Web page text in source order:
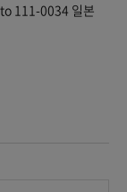
111-0034 일본